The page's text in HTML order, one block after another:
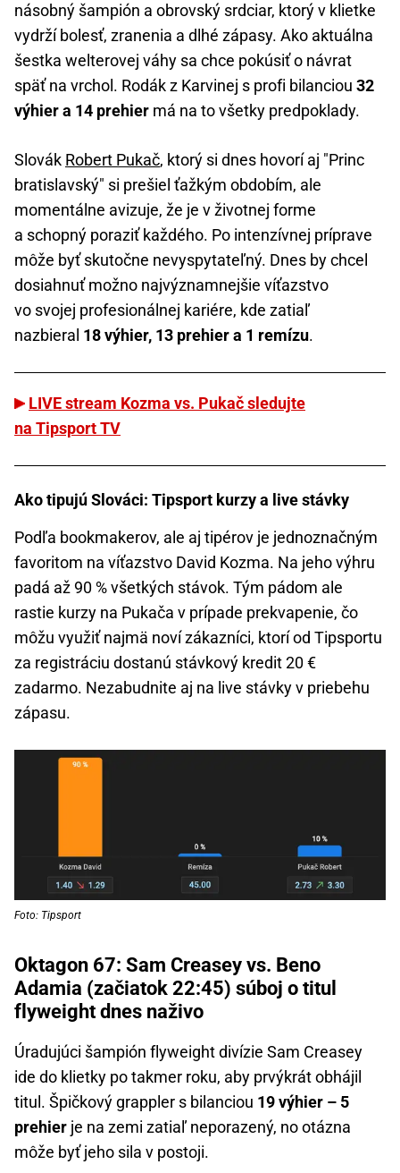
násobný šampión a obrovský srdciar, ktorý v klietke
vydrží bolesť, zranenia a dlhé zápasy. Ako aktuálna
šestka welterovej váhy sa chce pokúsiť o návrat
späť na vrchol. Rodák z Karvinej s profi bilanciou 32
výhier a 14 prehier má na to všetky predpoklady.
Slovák Robert Pukač, ktorý si dnes hovorí aj "Princ
bratislavský" si prešiel ťažkým obdobím, ale
momentálne avizuje, že je v životnej forme
a schopný poraziť každého. Po intenzívnej príprave
môže byť skutočne nevyspytateľný. Dnes by chcel
dosiahnuť možno najvýznamnejšie víťazstvo
vo svojej profesionálnej kariére, kde zatiaľ
nazbieral 18 výhier, 13 prehier a 1 remízu.
LIVE stream Kozma vs. Pukač sledujte
na Tipsport TV
Ako tipujú Slováci: Tipsport kurzy a live stávky
Podľa bookmakerov, ale aj tipérov je jednoznačným
favoritom na víťazstvo David Kozma. Na jeho výhru
padá až 90 % všetkých stávok. Tým pádom ale
rastie kurzy na Pukača v prípade prekvapenie, čo
môžu využiť najmä noví zákazníci, ktorí od Tipsportu
za registráciu dostanú stávkový kredit 20 €
zadarmo. Nezabudnite aj na live stávky v priebehu
zápasu.
Foto: Tipsport
Oktagon 67: Sam Creasey vs. Beno
Adamia (začiatok 22:45) súboj o titul
flyweight dnes naživo
Úradujúci šampión flyweight divízie Sam Creasey
ide do klietky po takmer roku, aby prvýkrát obhájil
titul. Špičkový grappler s bilanciou 19 výhier – 5
prehier je na zemi zatiaľ neporazený, no otázna
môže byť jeho sila v postoji.